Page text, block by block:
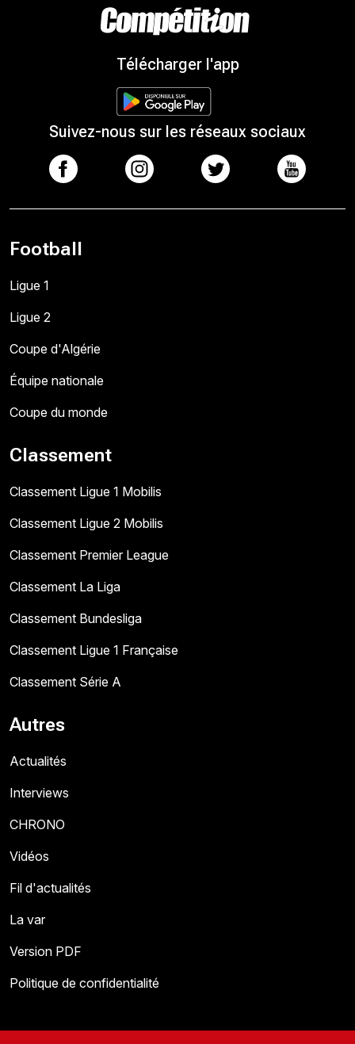
Télécharger l'app
Suivez-nous sur les réseaux sociaux
Football
Ligue 1
Ligue 2
Coupe d'Algérie
Équipe nationale
Coupe du monde
Classement
Classement Ligue 1 Mobilis
Classement Ligue 2 Mobilis
Classement Premier League
Classement La Liga
Classement Bundesliga
Classement Ligue 1 Française
Classement Série A
Autres
Actualités
Interviews
CHRONO
Vidéos
Fil d'actualités
La var
Version PDF
Politique de confidentialité